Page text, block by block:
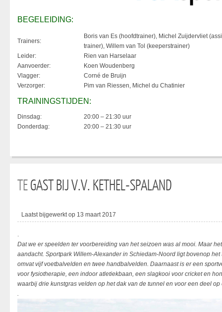
BEGELEIDING:
Trainers:
Boris van Es (hoofdtrainer), Michel Zuijdervliet
trainer), Willem van Tol (keeperstrainer)
Leider:
Rien van Harselaar
Aanvoerder:
Koen Woudenberg
Vlagger:
Corné de Bruijn
Verzorger:
Pim van Riessen, Michel du Chatinier
TRAININGSTIJDEN:
Dinsdag:
20:00 – 21:30 uur
Donderdag:
20:00 – 21:30 uur
TEGAST BIJ V.V. KETHEL-SPALAND
Laatst bijgewerkt op 13 maart 2017
.
Dat we er speelden ter voorbereiding van het seizoen was al mooi. Maar
aandacht. Sportpark Willem-Alexander in Schiedam-Noord ligt bovenop
omvat vijf voetbalvelden en twee handbalvelden. Daarnaast is er een
voor fysiotherapie, een indoor atletiekbaan, een slagkooi voor cricket en
waarbij drie kunstgras velden op het dak van de tunnel en voor een deel
.